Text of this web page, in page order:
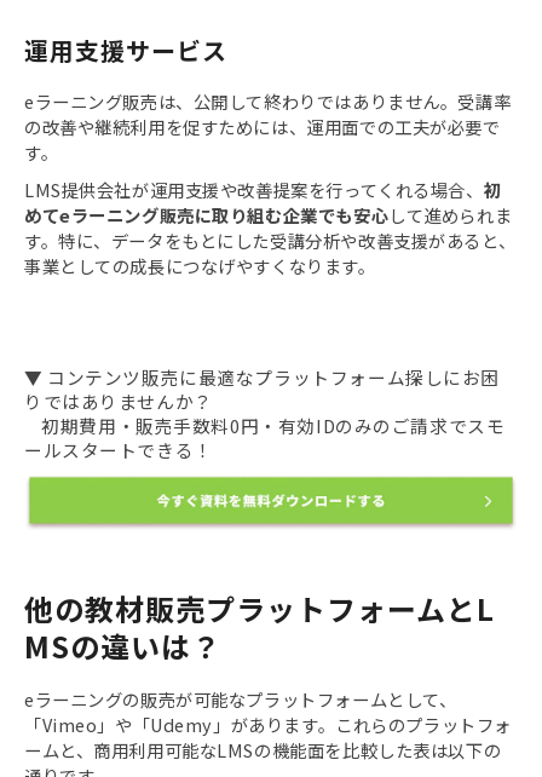
運用支援サービス
eラーニング販売は、公開して終わりではありません。受講率
の改善や継続利用を促すためには、運用面での工夫が必要で
す。
LMS提供会社が運用支援や改善提案を行ってくれる場合、 初
めてeラーニング販売に取り組む企業でも安心して進められま
す。特に、データをもとにした受講分析や改善支援があると、
事業としての成長につなげやすくなります。
▼ コンテンツ販売に最適なプラットフォーム探しにお困
りではありませんか？
初期費用・販売手数料0円・有効IDのみのご請求でスモ
ールスタートできる！
他の教材販売プラットフォームとL
MSの違いは？
eラーニングの販売が可能なプラットフォームとして、
「Vimeo」や「Udemy」があります。これらのプラットフォ
ームと、商用利用可能なLMSの機能面を比較した表は以下の